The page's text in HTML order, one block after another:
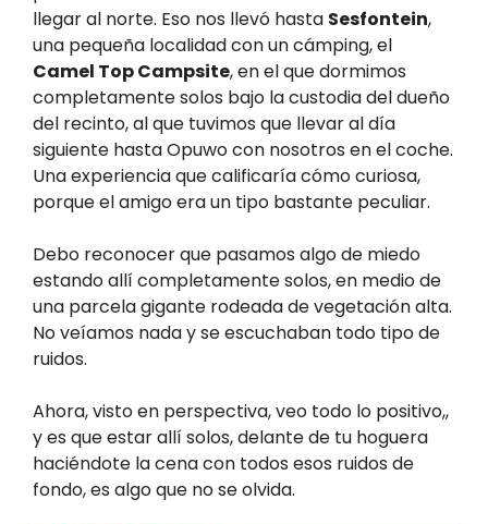
llegar al norte. Eso nos llevó hasta Sesfontein,
una pequeña localidad con un cámping, el
Camel Top Campsite, en el que dormimos
completamente solos bajo la custodia del dueño
del recinto, al que tuvimos que llevar al día
siguiente hasta Opuwo con nosotros en el coche.
Una experiencia que calificaría cómo curiosa,
porque el amigo era un tipo bastante peculiar.
Debo reconocer que pasamos algo de miedo
estando allí completamente solos, en medio de
una parcela gigante rodeada de vegetación alta.
No veíamos nada y se escuchaban todo tipo de
ruidos.
Ahora, visto en perspectiva, veo todo lo positivo,,
y es que estar allí solos, delante de tu hoguera
haciéndote la cena con todos esos ruidos de
fondo, es algo que no se olvida.